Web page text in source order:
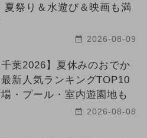
夏祭り＆水遊び＆映画も満
2026-08-09
千葉2026】夏休みのおでか
新人気ランキングTOP10
・プール・室内遊園地も
2026-08-08